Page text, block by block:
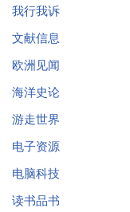
我行我诉
文献信息
欧洲见闻
海洋史论
游走世界
电子资源
电脑科技
读书品书